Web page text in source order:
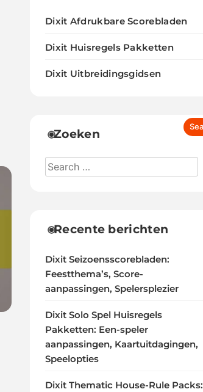
Dixit Afdrukbare Scorebladen
Dixit Huisregels Pakketten
Dixit Uitbreidingsgidsen
Zoeken
Recente berichten
Dixit Seizoensscorebladen:
Feestthema’s, Score-
aanpassingen, Spelersplezier
Dixit Solo Spel Huisregels
Pakketten: Een-speler
aanpassingen, Kaartuitdagingen,
Speelopties
Dixit Thematic House-Rule Packs: